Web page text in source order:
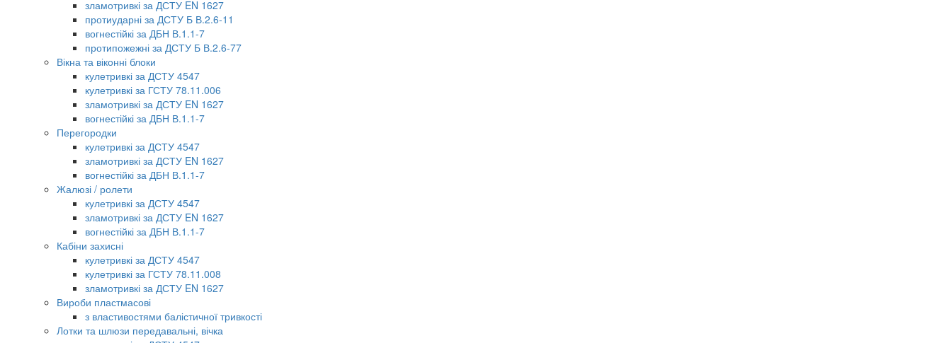
зламотривкі за ДСТУ EN 1627
протиударні за ДСТУ Б В.2.6-11
вогнестійкі за ДБН В.1.1-7
протипожежні за ДСТУ Б В.2.6-77
Вікна та віконні блоки
кулетривкі за ДСТУ 4547
кулетривкі за ГСТУ 78.11.006
зламотривкі за ДСТУ EN 1627
вогнестійкі за ДБН В.1.1-7
Перегородки
кулетривкі за ДСТУ 4547
зламотривкі за ДСТУ EN 1627
вогнестійкі за ДБН В.1.1-7
Жалюзі / ролети
кулетривкі за ДСТУ 4547
зламотривкі за ДСТУ EN 1627
вогнестійкі за ДБН В.1.1-7
Кабіни захисні
кулетривкі за ДСТУ 4547
кулетривкі за ГСТУ 78.11.008
зламотривкі за ДСТУ EN 1627
Вироби пластмасові
з властивостями балістичної тривкості
Лотки та шлюзи передавальні, вічка